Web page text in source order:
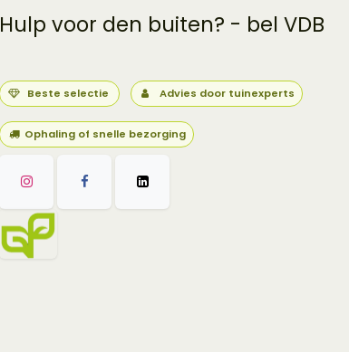
Hulp voor den buiten? - bel VDB
Beste selectie Advies door tuinexperts
Ophaling of snelle bezorging